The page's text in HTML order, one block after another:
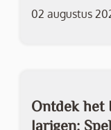
02 augustus
Ontdek het
Jarigen: